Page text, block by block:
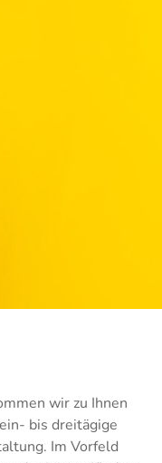
wir zu Ihnen
bis dreitägige
Im Vorfeld